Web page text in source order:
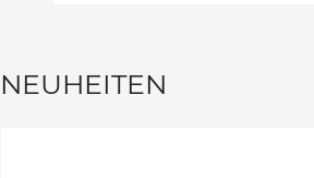
NEUHEITEN